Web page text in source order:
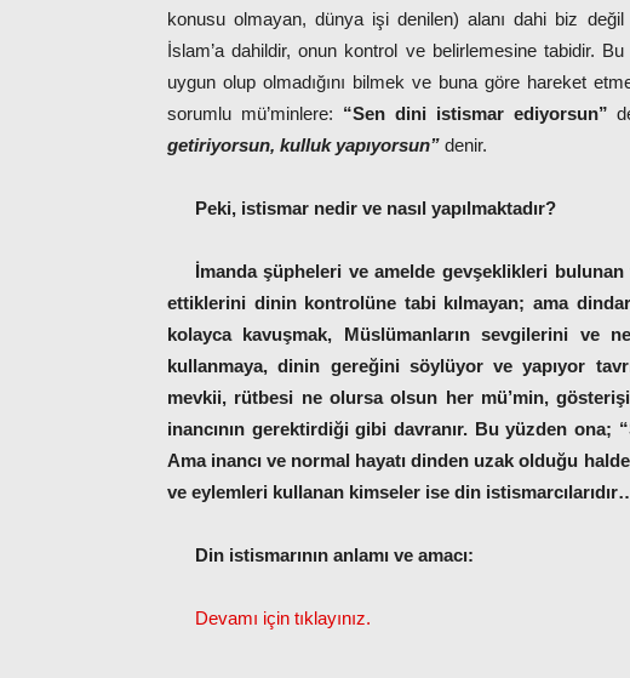
konusu olmayan, dünya işi denilen) alanı dahi biz
İslam’a dahildir, onun kontrol ve belirlemesine tabidir.
uygun olup olmadığını bilmek ve buna göre hareket
sorumlu mü’minlere: “Sen dini istismar ediyorsun”
getiriyorsun, kulluk yapıyorsun” denir.
Peki, istismar nedir ve nasıl yapılmaktadır?
İmanda şüpheleri ve amelde gevşeklikleri bulunan
ettiklerini dinin kontrolüne tabi kılmayan; ama
kolayca kavuşmak, Müslümanların sevgilerini ve
kullanmaya, dinin gereğini söylüyor ve yapıyor
mevkii, rütbesi ne olursa olsun her mü’min,
inancının gerektirdiği gibi davranır. Bu yüzden ona;
Ama inancı ve normal hayatı dinden uzak olduğu
ve eylemleri kullanan kimseler ise din
Din istismarının anlamı ve amacı:
Devamı için tıklayınız.